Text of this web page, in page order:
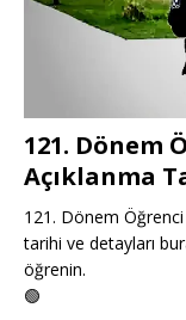
121. Dönem
Açıklanma
121. Dönem Öğrenci
tarihi ve detayları
öğrenin.
🟢